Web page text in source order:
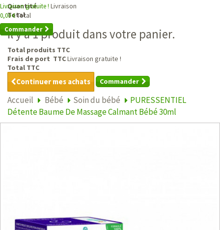
Livraison gratuite ! Livraison
0,00 €Total
Commander
Quantité
Total
Il y a 1 produit dans votre panier.
Total produits TTC
Frais de port TTCLivraison gratuite !
Total TTC
Continuer mes achats Commander
Accueil Bébé Soin du bébé
PURESSENTIEL
Détente Baume De Massage Calmant Bébé 30ml